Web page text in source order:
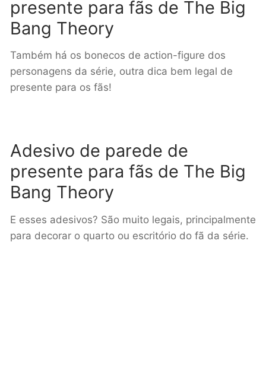
presente para fãs de The Big
Bang Theory
Também há os bonecos de action-figure dos
personagens da série, outra dica bem legal de
presente para os fãs!
Adesivo de parede de
presente para fãs de The Big
Bang Theory
E esses adesivos? São muito legais, principalmente
para decorar o quarto ou escritório do fã da série.